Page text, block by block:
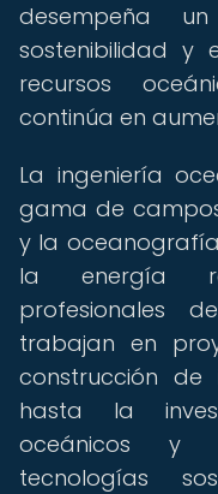
desempeña
sostenibilidad y
recursos
continúa en
La ingeniería
gama de
y la
la energía
profesionales
trabajan en
construcción de
hasta la
oceánicos y
tecnologías